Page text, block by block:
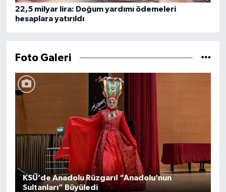
22,5 milyar lira: Doğum yardımı ödemeleri
hesaplara yatırıldı
Foto Galeri
KSÜ’de Anadolu Rüzgarı! “Anadolu’nun
Sultanları” Büyüledi